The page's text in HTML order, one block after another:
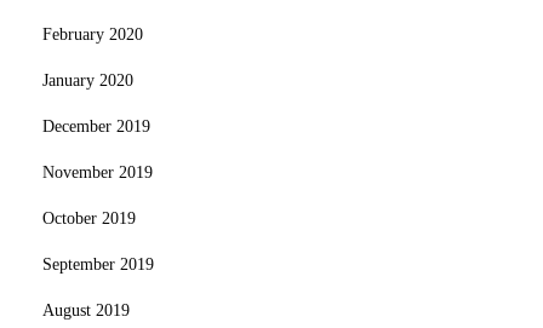
February 2020
January 2020
December 2019
November 2019
October 2019
September 2019
August 2019